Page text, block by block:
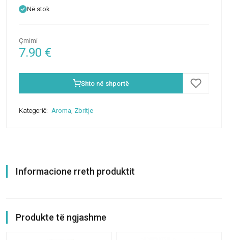
Në stok
Çmimi
7.90 €
Shto në shportë
Kategorië: Aroma, Zbritje
Informacione rreth produktit
Produkte të ngjashme